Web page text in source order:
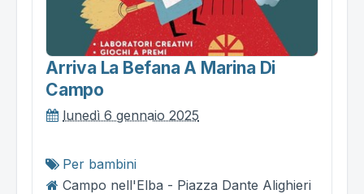
Arriva La Befana A Marina Di
Campo
lunedì 6 gennaio 2025
Per bambini
Campo nell'Elba - Piazza Dante Alighieri